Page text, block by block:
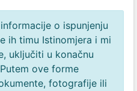
o ispunjenju
ih timu Istinomjera i mi
uključiti u konačnu
ove forme
fotografije ili